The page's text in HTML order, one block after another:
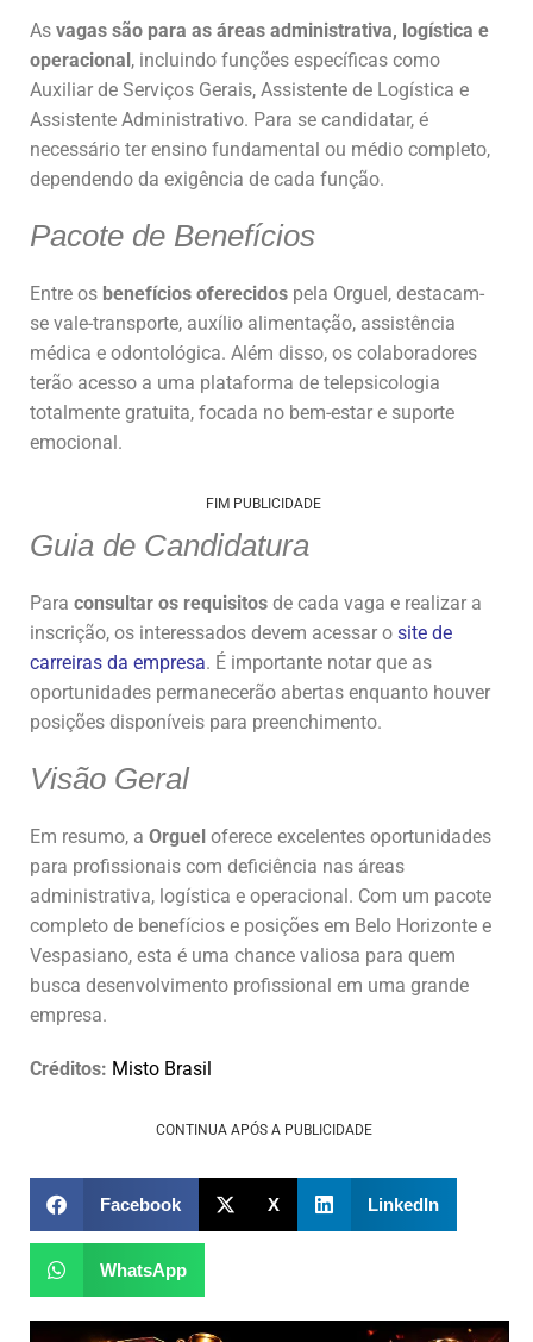
As vagas são para as áreas administrativa, logística e
operacional , incluindo funções específicas como
Auxiliar de Serviços Gerais, Assistente de Logística e
Assistente Administrativo. Para se candidatar, é
necessário ter ensino fundamental ou médio completo,
dependendo da exigência de cada função.
Pacote de Benefícios
Entre os benefícios oferecidos pela Orguel, destacam-
se vale-transporte, auxílio alimentação, assistência
médica e odontológica. Além disso, os colaboradores
terão acesso a uma plataforma de telepsicologia
totalmente gratuita, focada no bem-estar e suporte
emocional.
FIM PUBLICIDADE
Guia de Candidatura
Para consultar os requisitos de cada vaga e realizar a
inscrição, os interessados devem acessar o site de
carreiras da empresa. É importante notar que as
oportunidades permanecerão abertas enquanto houver
posições disponíveis para preenchimento.
Visão Geral
Em resumo, a Orguel oferece excelentes oportunidades
para profissionais com deficiência nas áreas
administrativa, logística e operacional. Com um pacote
completo de benefícios e posições em Belo Horizonte e
Vespasiano, esta é uma chance valiosa para quem
busca desenvolvimento profissional em uma grande
empresa.
Créditos: Misto Brasil
CONTINUA APÓS A PUBLICIDADE
Facebook X LinkedIn
WhatsApp